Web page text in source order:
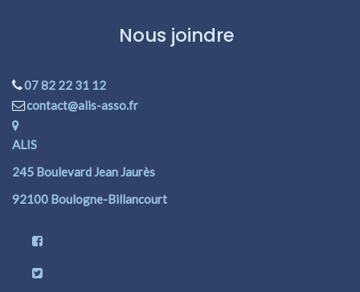
Nous joindre
07 82 22 31 12
contact@alis-asso.fr
ALIS
245 Boulevard Jean Jaurès
92100 Boulogne-Billancourt